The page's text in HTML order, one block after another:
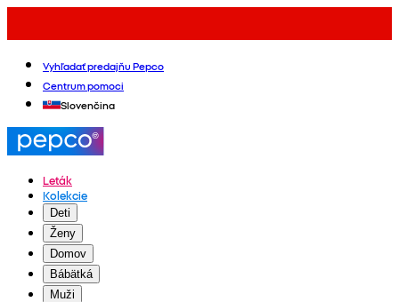
Vyhľadať predajňu Pepco
Centrum pomoci
Slovenčina
Leták
Kolekcie
Deti
Ženy
Domov
Bábätká
Muži